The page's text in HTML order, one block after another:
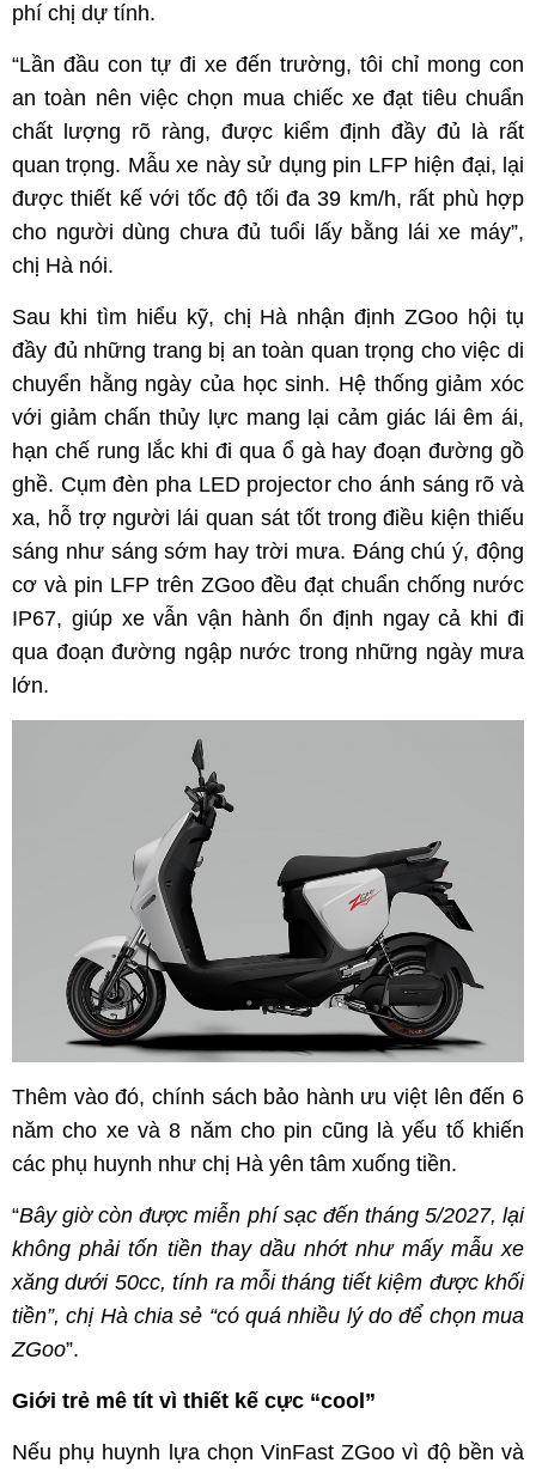
phí chị dự tính.
“Lần đầu con tự đi xe đến trường, tôi chỉ mong con
an toàn nên việc chọn mua chiếc xe đạt tiêu chuẩn
chất lượng rõ ràng, được kiểm định đầy đủ là rất
quan trọng. Mẫu xe này sử dụng pin LFP hiện đại, lại
được thiết kế với tốc độ tối đa 39 km/h, rất phù hợp
cho người dùng chưa đủ tuổi lấy bằng lái xe máy”,
chị Hà nói.
Sau khi tìm hiểu kỹ, chị Hà nhận định ZGoo hội tụ
đầy đủ những trang bị an toàn quan trọng cho việc di
chuyển hằng ngày của học sinh. Hệ thống giảm xóc
với giảm chấn thủy lực mang lại cảm giác lái êm ái,
hạn chế rung lắc khi đi qua ổ gà hay đoạn đường gồ
ghề. Cụm đèn pha LED projector cho ánh sáng rõ và
xa, hỗ trợ người lái quan sát tốt trong điều kiện thiếu
sáng như sáng sớm hay trời mưa. Đáng chú ý, động
cơ và pin LFP trên ZGoo đều đạt chuẩn chống nước
IP67, giúp xe vẫn vận hành ổn định ngay cả khi đi
qua đoạn đường ngập nước trong những ngày mưa
lớn.
Thêm vào đó, chính sách bảo hành ưu việt lên đến 6
năm cho xe và 8 năm cho pin cũng là yếu tố khiến
các phụ huynh như chị Hà yên tâm xuống tiền.
“Bây giờ còn được miễn phí sạc đến tháng 5/2027, lại
không phải tốn tiền thay dầu nhớt như mấy mẫu xe
xăng dưới 50cc, tính ra mỗi tháng tiết kiệm được khối
tiền”, chị Hà chia sẻ “có quá nhiều lý do để chọn mua
ZGoo”.
Giới trẻ mê tít vì thiết kế cực “cool”
Nếu phụ huynh lựa chọn VinFast ZGoo vì độ bền và